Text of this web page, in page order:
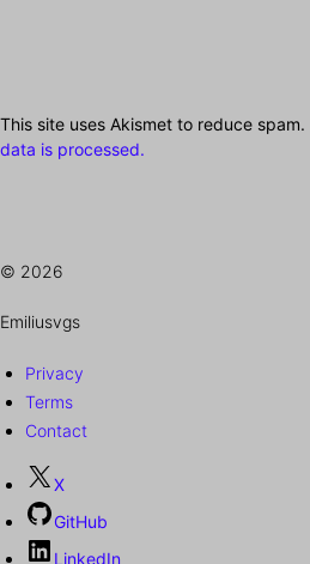
This site uses Akismet to reduce spam.
data is processed.
© 2026
Emiliusvgs
Privacy
Terms
Contact
X
GitHub
LinkedIn